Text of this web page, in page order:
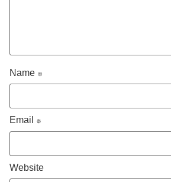
Name *
Email *
Website